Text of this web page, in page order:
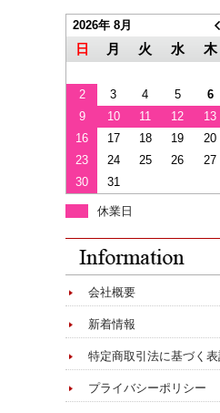
2026年 8月
日 月 火 水 木
2
3 4 5 6
9
10 11 12 13
16
17 18 19 20
23
24 25 26 27
30
31
休業日
会社概要
新着情報
特定商取引法に基づく
プライバシーポリシー